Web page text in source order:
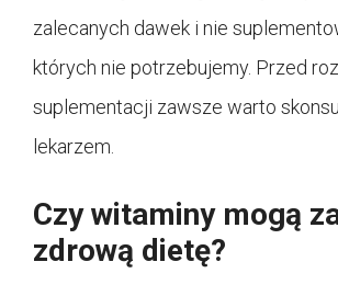
zalecanych dawek i nie
których nie potrzebujemy. Przed
suplementacji zawsze warto
lekarzem.
Czy witaminy mogą
zdrową dietę?